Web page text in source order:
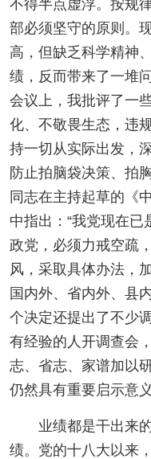
不得半点虚浮。按规
部必须坚守的原则。
高，但缺乏科学精神
绩，反而带来了一堆
会议上，我批评了一
化、不敬畏生态，违
持一切从实际出发，
防止拍脑袋决策、拍
同志在主持起草的《
中指出：“我党现在
政党，必须力戒空疏
风，采取具体办法，
国内外、省内外、县
个决定还提出了不少
有经验的人开调查会
志、省志、家谱加以
仍然具有重要启示意义
业绩都是干出来
绩。党的十八大以来